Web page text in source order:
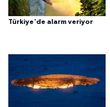
Türkiye'de alarm veriyor